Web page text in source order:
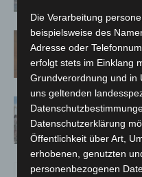
Late-Zoo
erreicht
Besuchen
Die Verarbeitung
beispielsweise des
Adresse oder
erfolgt stets im Einklang
Grundverordnung und in
uns geltenden
Datenschutzerklärung
Öffentlichkeit über Art,
erhobenen, genutzten
personenbezogenen